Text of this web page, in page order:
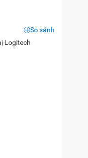
Logitech
So sánh